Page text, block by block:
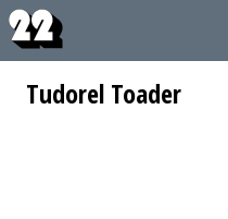
Tudorel Toader